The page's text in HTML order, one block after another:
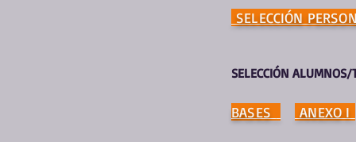
SELECCIÓN
SELECCIÓN
BASES ANEXO I